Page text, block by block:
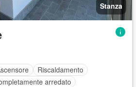
Stanza
Riscaldamento
arredato